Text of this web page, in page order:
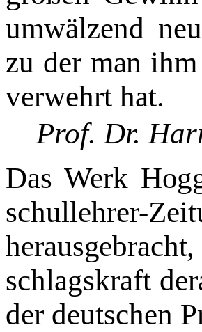
umwälzend
zu der man
verwehrt hat.
Prof. Dr.
Das Werk
schullehrer-
schlagskraft
der deutschen